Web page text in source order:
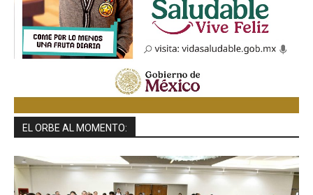
EL ORBE AL MOMENTO: